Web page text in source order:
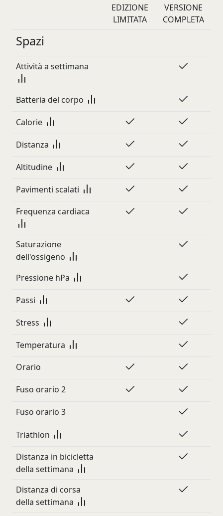
EDIZIONE
LIMITATA
VERSIONE
COMPLETA
Spazi
Attività a settimana
Batteria del corpo
Calorie
Distanza
Altitudine
Pavimenti scalati
Frequenza cardiaca
Saturazione
dell'ossigeno
Pressione hPa
Passi
Stress
Temperatura
Orario
Fuso orario 2
Fuso orario 3
Triathlon
Distanza in bicicletta
della settimana
Distanza di corsa
della settimana